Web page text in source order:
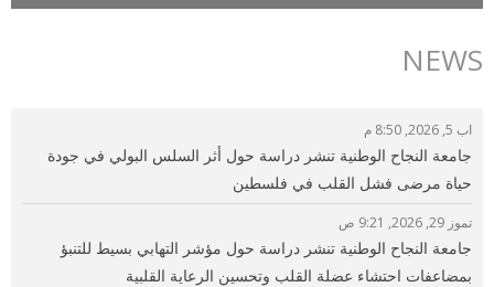
NEWS
اب 5, 2026, 8:50 م
جامعة النجاح الوطنية تنشر دراسة حول أثر السلس البولي في جودة
حياة مرضى فشل القلب في فلسطين
تموز 29, 2026, 9:21 ص
جامعة النجاح الوطنية تنشر دراسة حول مؤشر التهابي بسيط للتنبؤ
بمضاعفات احتشاء عضلة القلب وتحسين الرعاية القلبية